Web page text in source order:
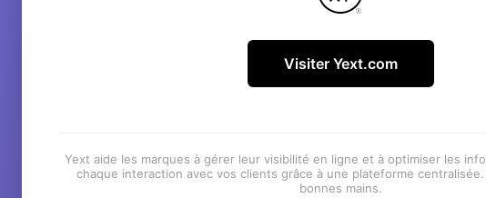
Visiter Yext.com
Yext aide les marques à gérer leur visibilité en ligne et à optimiser les
chaque interaction avec vos clients grâce à une plateforme
bonnes mains.